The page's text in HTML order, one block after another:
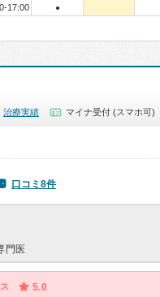
17:00 ●
治療実績 マイナ受付 (スマホ可)
口コミ8件
門医
5.0